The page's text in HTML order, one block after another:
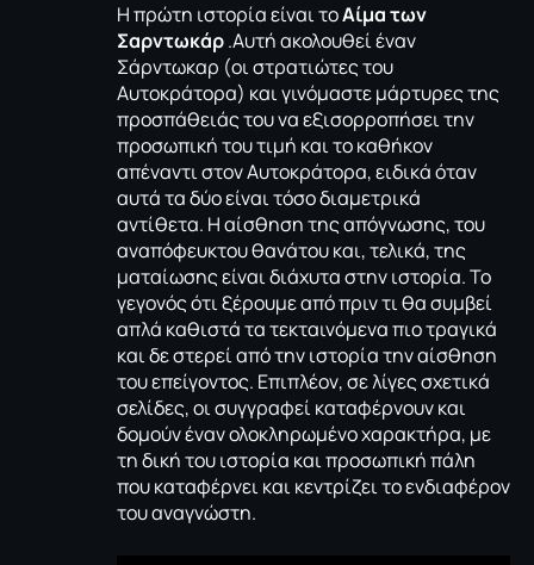
Η πρώτη ιστορία είναι τοΑίμα των
Σαρντωκάρ.Αυτή ακολουθεί έναν
Σάρντωκαρ (οι στρατιώτες του
Αυτοκράτορα) και γινόμαστε μάρτυρες της
προσπάθειάς του να εξισορροπήσει την
προσωπική του τιμή και το καθήκον
απέναντι στον Αυτοκράτορα, ειδικά όταν
αυτά τα δύο είναι τόσο διαμετρικά
αντίθετα. H αίσθηση της απόγνωσης, του
αναπόφευκτου θανάτου και, τελικά, της
ματαίωσης είναι διάχυτα στην ιστορία. Το
γεγονός ότι ξέρουμε από πριν τι θα συμβεί
απλά καθιστά τα τεκταινόμενα πιο τραγικά
και δε στερεί από την ιστορία την αίσθηση
του επείγοντος. Επιπλέον, σε λίγες σχετικά
σελίδες, οι συγγραφεί καταφέρνουν και
δομούν έναν ολοκληρωμένο χαρακτήρα, με
τη δική του ιστορία και προσωπική πάλη
που καταφέρνει και κεντρίζει το ενδιαφέρον
του αναγνώστη.